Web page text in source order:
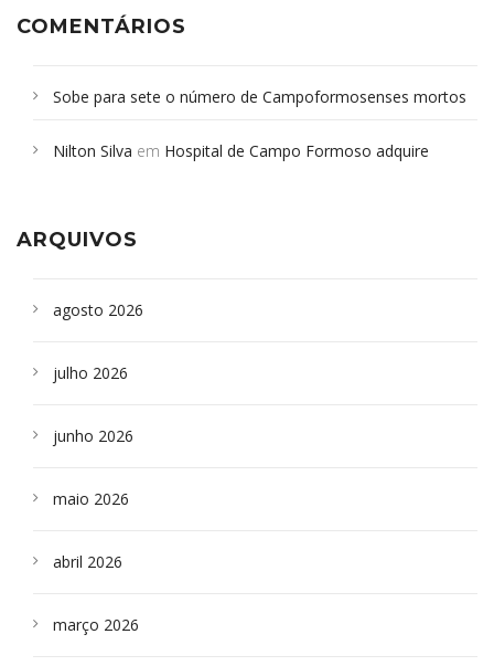
COMENTÁRIOS
Sobe para sete o número de Campoformosenses mortos
Campoformosenses que morreram em desabamentos são
Nilton Silva em Hospital de Campo Formoso adquire
ARQUIVOS
agosto 2026
julho 2026
junho 2026
maio 2026
abril 2026
março 2026